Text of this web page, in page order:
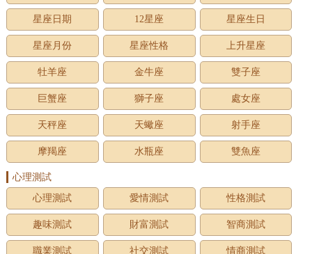
星座日期 12星座 星座生日
星座月份 星座性格 上升星座
牡羊座 金牛座 雙子座
巨蟹座 獅子座 處女座
天秤座 天蠍座 射手座
摩羯座 水瓶座 雙魚座
心理測試
心理測試
愛情測試 性格測試
趣味測試 財富測試 智商測試
職業測試 社交測試 情商測試